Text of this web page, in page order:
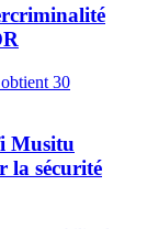
Musitu
la sécurité